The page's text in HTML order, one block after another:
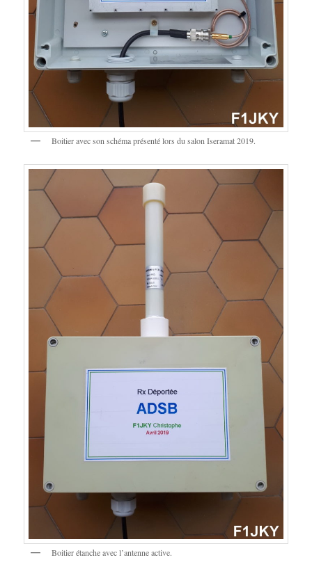
Boitier avec son schéma présenté lors du salon Iseramat 2019.
Boitier étanche avec l’antenne active.